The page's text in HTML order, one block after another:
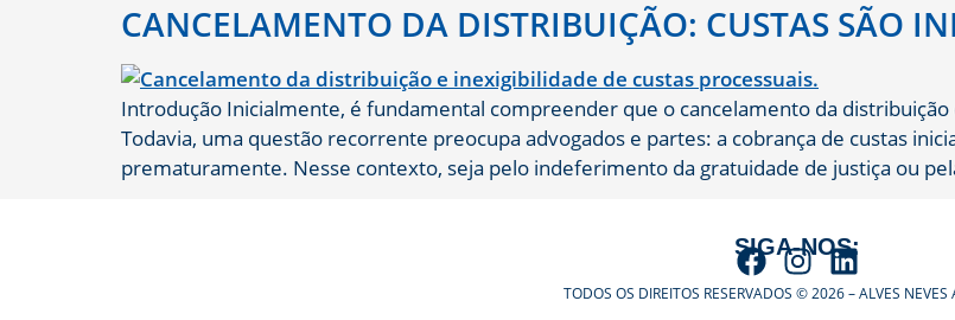
CANCELAMENTO DA DISTRIBUIÇÃO: CUSTAS SÃO
Introdução Inicialmente, é fundamental compreender que o cancelamento da distribuição
Todavia, uma questão recorrente preocupa advogados e partes: a cobrança de custas
prematuramente. Nesse contexto, seja pelo indeferimento da gratuidade de justiça ou
SIGA-NOS:
TODOS OS DIREITOS RESERVADOS © 2026 – ALVES NEVES